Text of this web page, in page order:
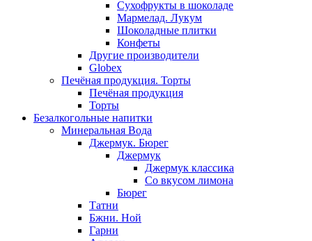
Сухофрукты в шоколаде
Мармелад. Лукум
Шоколадные плитки
Конфеты
Другие производители
Globex
Печёная продукция. Торты
Печёная продукция
Торты
Безалкогольные напитки
Минеральная Вода
Джермук. Бюрег
Джермук
Джермук классика
Со вкусом лимона
Бюрег
Татни
Бжни. Ной
Гарни